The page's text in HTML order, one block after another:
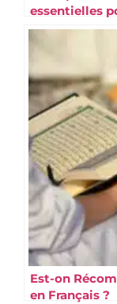
essentielles
Est-on
en Français ?